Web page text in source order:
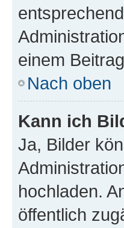
einem
Nach oben
Kann ich
Ja, Bilder
hochladen.
öffentlich